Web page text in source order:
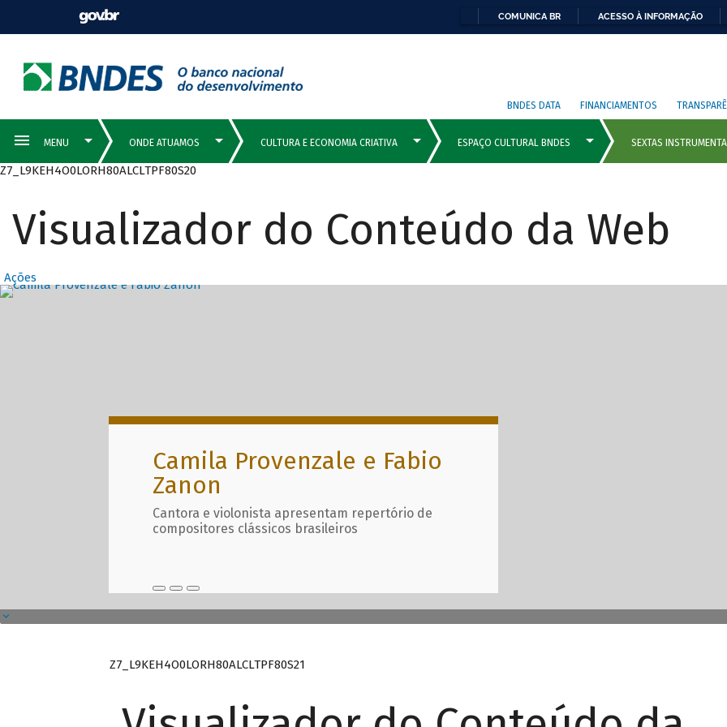
COMUNICA BR ACESSO À INFORMAÇÃO
BNDES DATA FINANCIAMENTOS
Z7_L9KEH4O0LORH80ALCLTPF80S20
Visualizador do Conteúdo da Web
Ações
Destaques Principais com
Camila Provenzale e Fabio
Zanon
Cantora e violonista apresentam repertório de
compositores clássicos brasileiros
Z7_L9KEH4O0LORH80ALCLTPF80S21